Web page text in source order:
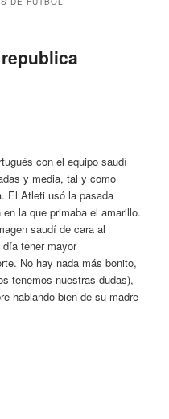
con el equipo saudí
y media, tal y como
El Atleti usó la pasada
la que primaba el amarillo.
saudí de cara al
tener mayor
No hay nada más bonito,
tenemos nuestras dudas),
hablando bien de su madre